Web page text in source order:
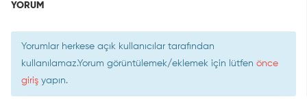
YORUM
Yorumlar herkese açık kullanıcılar tarafından
kullanılamaz.Yorum görüntülemek/eklemek için lütfen önce
giriş yapın.